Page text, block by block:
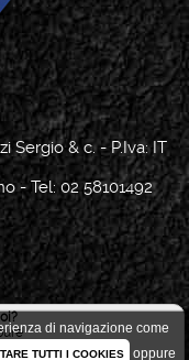
di navigazione come
TUTTI I COOKIES oppure
Sergio & c. - P.Iva: IT
- Tel: 02 58101492